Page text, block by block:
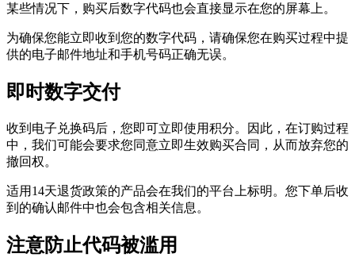
某些情况下，购买后数字代码也会直接显示在您的屏幕上。
为确保您能立即收到您的数字代码，请确保您在购买过程中提
供的电子邮件地址和手机号码正确无误。
即时数字交付
收到电子兑换码后，您即可立即使用积分。因此，在订购过程
中，我们可能会要求您同意立即生效购买合同，从而放弃您的
撤回权。
适用14天退货政策的产品会在我们的平台上标明。您下单后收
到的确认邮件中也会包含相关信息。
注意防止代码被滥用